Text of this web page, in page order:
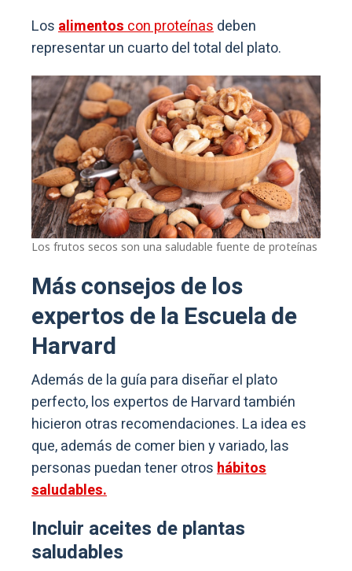
Losalimentoscon proteínasdeben
representar un cuarto del total del plato.
Los frutos secos son una saludable fuente de proteínas
Más consejos de los
expertos de la Escuela de
Harvard
Además de la guía para diseñar el plato
perfecto, los expertos de Harvard también
hicieron otras recomendaciones. La idea es
que, además de comer bien y variado, las
personas puedan tener otroshábitos
saludables.
Incluir aceites de plantas
saludables